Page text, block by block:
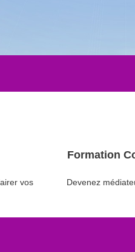
vos
Formation
Devenez